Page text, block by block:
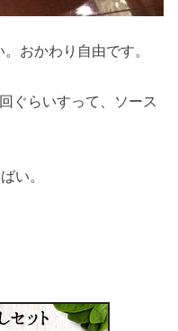
おかわり自由です。
ぐらいすって、ソース
い。